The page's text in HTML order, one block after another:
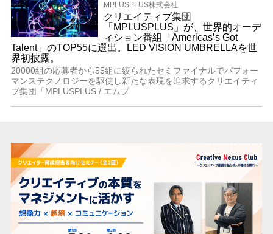
MPLUSPLUS株式会社
クリエイティブ集団
「MPLUSPLUS」が、世界的オーデ
ィション番組「Americas’s Got
Talent」のTOP55に選出。LED VISION UMBRELLAを世
界初披露。
20000組の応募者から55組に絞られたセミファイナルでパフォー
マンステクノロジーを駆使し新たな表現を追求するクリエイティ
ブ集団「MPLUSPLUS / エムプ